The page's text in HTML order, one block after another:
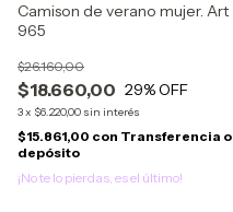
Camison de verano mujer. Art
965
$18.660,00
$26.160,00
29% OFF
3x $6.220,00 sin interés
$15.861,00 con Transferencia o
depósito
¡No te lo pierdas, es el último!